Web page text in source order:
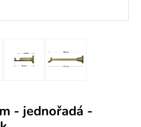
- jednořadá -